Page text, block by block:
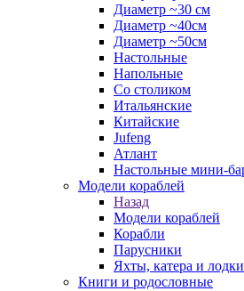
Диаметр ~30 см
Диаметр ~40см
Диаметр ~50см
Настольные
Напольные
Со столиком
Итальянские
Китайские
Jufeng
Атлант
Настольные мини-
Модели кораблей
Назад
Модели кораблей
Корабли
Парусники
Яхты, катера и лодки
Книги и родословные